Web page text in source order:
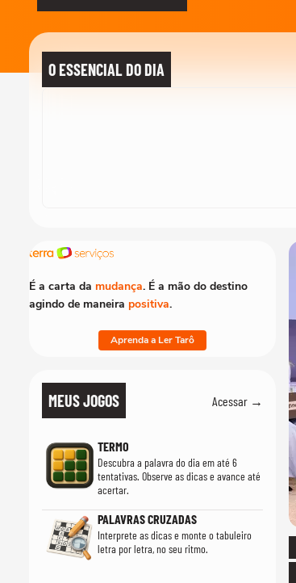
O ESSENCIAL DO DIA
MEUS JOGOS Acessar →
TERMO
Descubra a palavra do dia em até 6
tentativas. Observe as dicas e avance até
acertar.
PALAVRAS CRUZADAS
Interprete as dicas e monte o tabuleiro
letra por letra, no seu ritmo.
É a carta da mudança. É a mão do destino
agindo de maneira positiva.
Aprenda a Ler Tarô